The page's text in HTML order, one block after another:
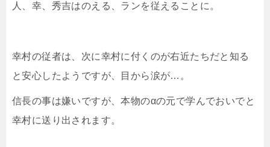
人、幸、秀吉はのえる、ランを従えることに。
幸村の従者は、次に幸村に付くのが右近たちだと知る
と安心したようですが、目から涙が…。
信長の事は嫌いですが、本物のαの元で学んでおいでと
幸村に送り出されます。